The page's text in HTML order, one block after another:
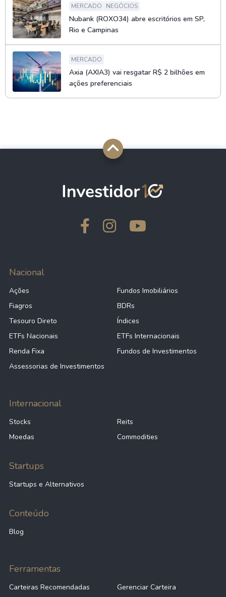
MERCADO NEGÓCIOS
Nubank (ROXO34) abre escritórios em SP,
Rio e Campinas
MERCADO
Axia (AXIA3) vai resgatar R$ 2 bilhões em
ações preferenciais
Nacional
Ações
Fundos Imobiliários
Fiagros
BDRs
Tesouro Direto
Índices
ETFs Nacionais
ETFs Internacionais
Renda Fixa
Fundos de Investimentos
Assessorias de Investimentos
Internacional
Stocks
Reits
Moedas
Commodities
Startups
Startups e Alternativos
Conteúdo
Blog
Ferramentas
Carteiras Recomendadas
Gerenciar Carteira